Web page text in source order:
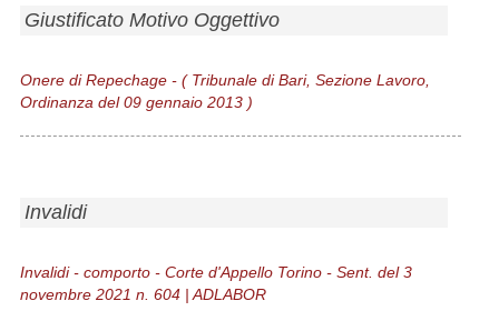
Giustificato Motivo Oggettivo
Onere di Repechage - ( Tribunale di Bari, Sezione Lavoro,
Ordinanza del 09 gennaio 2013 )
Invalidi
Invalidi - comporto - Corte d'Appello Torino - Sent. del 3
novembre 2021 n. 604 | ADLABOR